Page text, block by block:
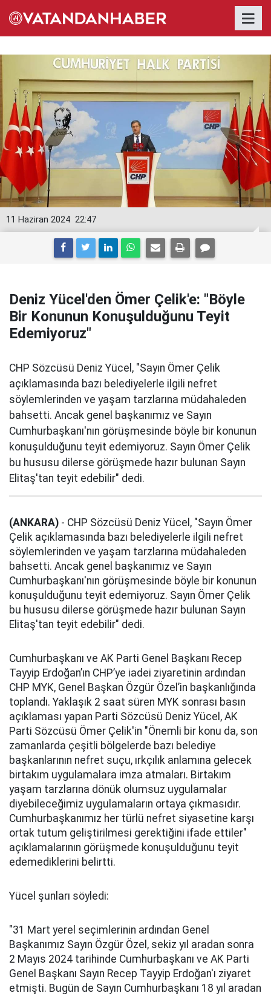
22:47
11 Haziran 2024
Deniz Yücel'den Ömer Çelik'e: "Böyle
Bir Konunun Konuşulduğunu Teyit
Edemiyoruz"
CHP Sözcüsü Deniz Yücel, "Sayın Ömer Çelik
açıklamasında bazı belediyelerle ilgili nefret
söylemlerinden ve yaşam tarzlarına müdahaleden
bahsetti. Ancak genel başkanımız ve Sayın
Cumhurbaşkanı'nın görüşmesinde böyle bir konunun
konuşulduğunu teyit edemiyoruz. Sayın Ömer Çelik
bu hususu dilerse görüşmede hazır bulunan Sayın
Elitaş'tan teyit edebilir" dedi.
(ANKARA) - CHP Sözcüsü Deniz Yücel, "Sayın Ömer
Çelik açıklamasında bazı belediyelerle ilgili nefret
söylemlerinden ve yaşam tarzlarına müdahaleden
bahsetti. Ancak genel başkanımız ve Sayın
Cumhurbaşkanı'nın görüşmesinde böyle bir konunun
konuşulduğunu teyit edemiyoruz. Sayın Ömer Çelik
bu hususu dilerse görüşmede hazır bulunan Sayın
Elitaş'tan teyit edebilir" dedi.
Cumhurbaşkanı ve AK Parti Genel Başkanı Recep
Tayyip Erdoğan’ın CHP’ye iadei ziyaretinin ardından
CHP MYK, Genel Başkan Özgür Özel’in başkanlığında
toplandı. Yaklaşık 2 saat süren MYK sonrası basın
açıklaması yapan Parti Sözcüsü Deniz Yücel, AK
Parti Sözcüsü Ömer Çelik'in "Önemli bir konu da, son
zamanlarda çeşitli bölgelerde bazı belediye
başkanlarının nefret suçu, ırkçılık anlamına gelecek
birtakım uygulamalara imza atmaları. Birtakım
yaşam tarzlarına dönük olumsuz uygulamalar
diyebileceğimiz uygulamaların ortaya çıkmasıdır.
Cumhurbaşkanımız her türlü nefret siyasetine karşı
ortak tutum geliştirilmesi gerektiğini ifade ettiler"
açıklamalarının görüşmede konuşulduğunu teyit
edemediklerini belirtti.
Yücel şunları söyledi:
"31 Mart yerel seçimlerinin ardından Genel
Başkanımız Sayın Özgür Özel, sekiz yıl aradan sonra
2 Mayıs 2024 tarihinde Cumhurbaşkanı ve AK Parti
Genel Başkanı Sayın Recep Tayyip Erdoğan'ı ziyaret
etmişti. Bugün de Sayın Cumhurbaşkanı 18 yıl aradan